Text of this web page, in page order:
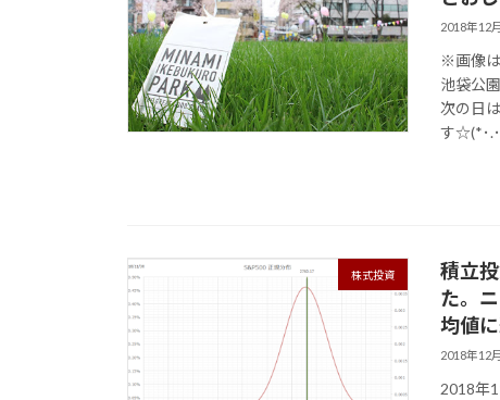
2018年12
※画像
池袋公
次の日
す☆(*･.
株式投資
積立
た。
均値
2018年12
2018年